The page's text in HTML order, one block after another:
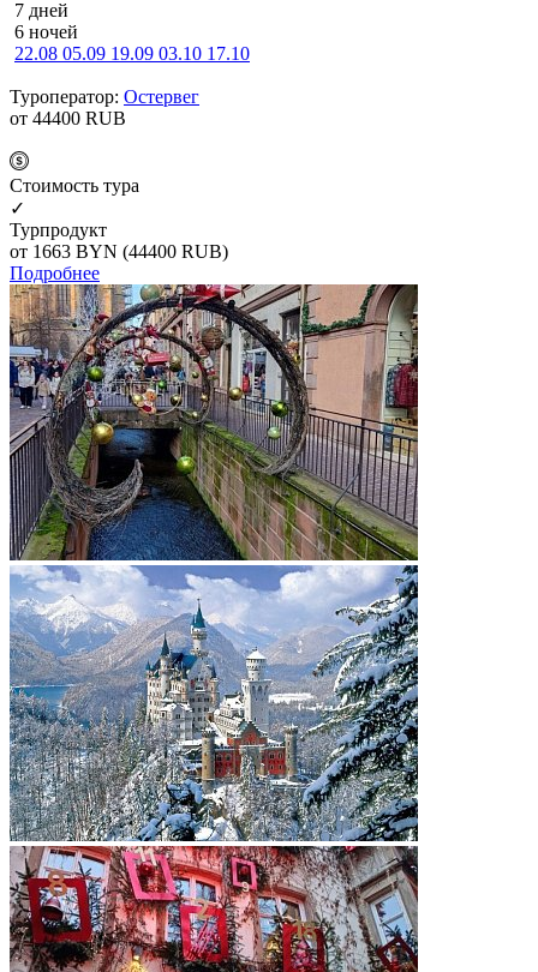
7 дней
6 ночей
22.08 05.09 19.09 03.10 17.10
Туроператор: Остервег
от 44400 RUB
Cтоимость тура
✓
Турпродукт
от 1663 BYN (44400 RUB)
Подробнее